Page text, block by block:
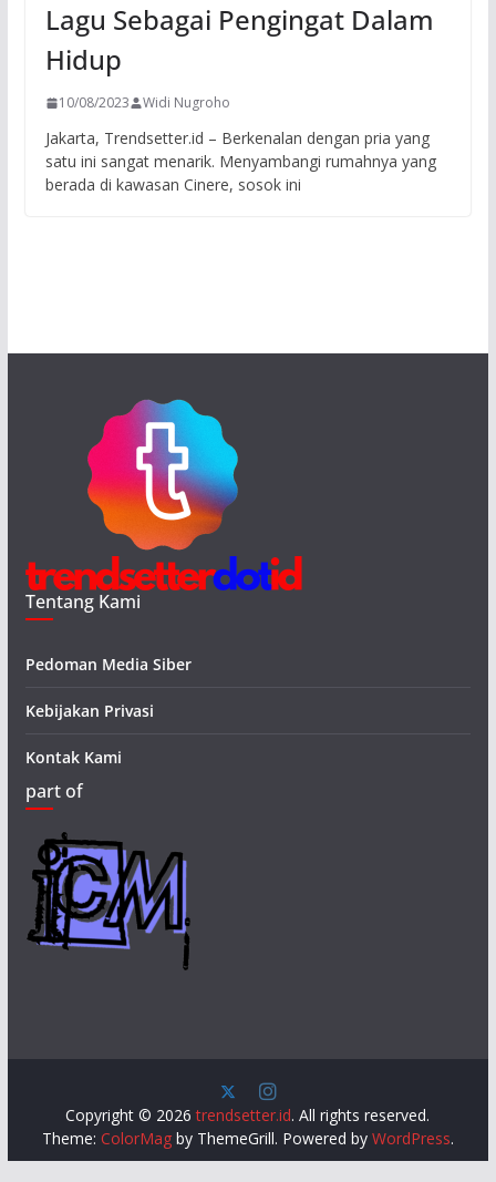
Lagu Sebagai Pengingat Dalam
Hidup
10/08/2023 Widi Nugroho
Jakarta, Trendsetter.id – Berkenalan dengan pria yang
satu ini sangat menarik. Menyambangi rumahnya yang
berada di kawasan Cinere, sosok ini
Tentang Kami
Pedoman Media Siber
Kebijakan Privasi
Kontak Kami
part of
Copyright © 2026trendsetter.id. All rights reserved.
Theme: ColorMagby ThemeGrill. Powered by WordPress.